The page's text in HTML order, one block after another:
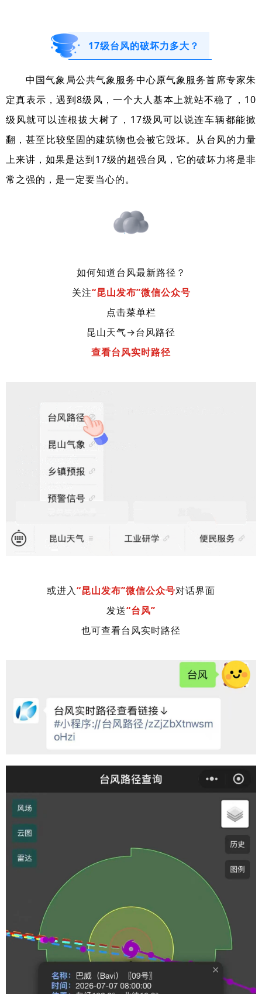
17级台风的破坏力多大？
中国气象局公共气象服务中心原气象服务首席专家朱
定真表示，遇到8级风，一个大人基本上就站不稳了，10
级风就可以连根拔大树了，17级风可以说连车辆都能掀
翻，甚至比较坚固的建筑物也会被它毁坏。从台风的力量
上来讲，如果是达到17级的超强台风，它的破坏力将是非
常之强的，是一定要当心的。
如何知道台风最新路径？
关注“昆山发布”微信公众号
点击菜单栏
昆山天气→台风路径
查看台风实时路径
或进入“昆山发布”微信公众号对话界面
发送“台风”
也可查看台风实时路径